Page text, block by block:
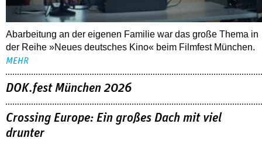
Abarbeitung an der eigenen Familie war das große Thema in
der Reihe »Neues deutsches Kino« beim Filmfest München.
MEHR
DOK.fest München 2026
Crossing Europe: Ein großes Dach mit viel
drunter